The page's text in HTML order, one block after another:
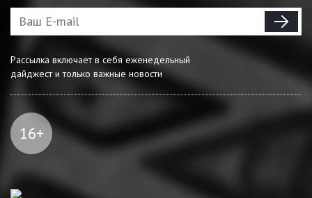
Рассылка включает в себя еженедельный
дайджест и только важные новости